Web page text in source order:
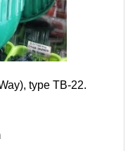
type TB-22.